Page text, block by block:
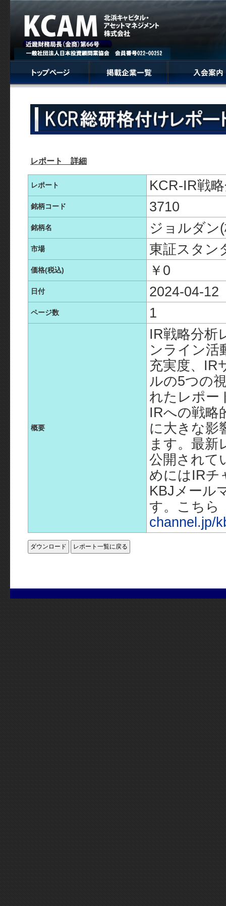
レポート 詳細
レポート KCR-IR戦
銘柄コード 3710
銘柄名 ジョルダン
市場 東証スタン
価格(税込) ￥0
日付 2024-04-12
ページ数 1
概要
IR戦略分析
ンライン活
充実度、IR
ルの5つの
れたレポー
IRへの戦略
に大きな影
ます。最新
公開されて
めにはIRチ
KBJメール
す。こちら
channel.jp/